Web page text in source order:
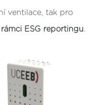
ventilace, tak pro
ESG reportingu.